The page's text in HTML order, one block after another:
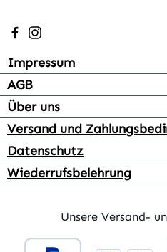
Besuche uns auf Facebook
Schau auf Instagram
Impressum
AGB
Über uns
Versand und
Datenschutz
Wiederrufsbelehrung
Unsere Versand-